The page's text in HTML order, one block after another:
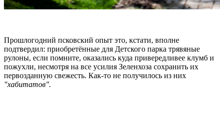
Прошлогодний псковский опыт это, кстати, вполне
подтвердил: приобретённые для Детского парка трявяные
рулоны, если помните, оказались куда привередливее клумб и
пожухли, несмотря на все усилия Зеленхоза сохранить их
первозданную свежесть. Как-то не получилось из них
"хабитатов".